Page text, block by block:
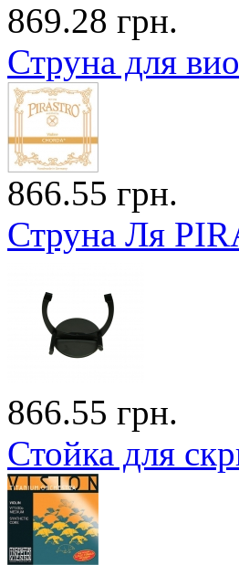
869.28 грн.
Струна для
866.55 грн.
Струна Ля
866.55 грн.
Стойка для